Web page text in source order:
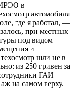
в
автомобиля
где я работал, —
при местных
под видом
и
шли не в
из 250 гривен за
ГАИ
на самом верху.